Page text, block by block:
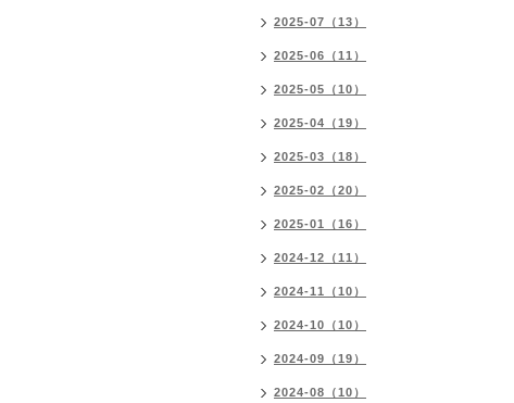
2025-07（13）
2025-06（11）
2025-05（10）
2025-04（19）
2025-03（18）
2025-02（20）
2025-01（16）
2024-12（11）
2024-11（10）
2024-10（10）
2024-09（19）
2024-08（10）